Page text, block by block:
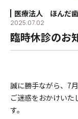
医療法人 ほんだ
2025.07.02
臨時休診のお
誠に勝手ながら、7
ご迷惑をおかけいた
す。